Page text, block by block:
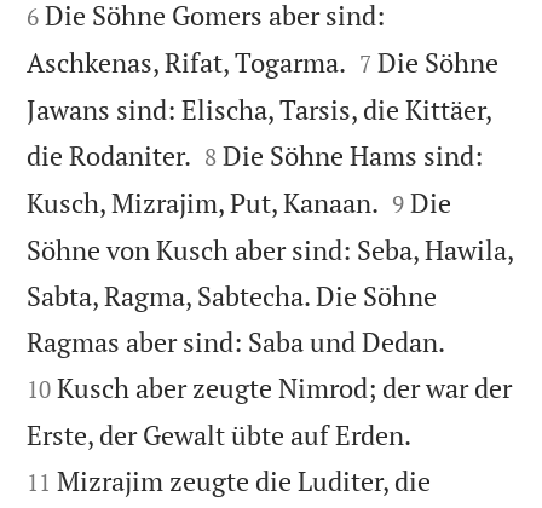
6 Die Söhne Gomers aber sind:
Aschkenas, Rifat, Togarma. 

7 Die Söhne
Jawans sind: Elischa, Tarsis, die Kittäer,
die Rodaniter. 

8 Die Söhne Hams sind:
Kusch, Mizrajim, Put, Kanaan. 

9 Die
Söhne von Kusch aber sind: Seba, Hawila,
Sabta, Ragma, Sabtecha. Die Söhne
Ragmas aber sind: Saba und Dedan.
10 Kusch aber zeugte Nimrod; der war der
Erste, der Gewalt übte auf Erden.
11 Mizrajim zeugte die Luditer, die